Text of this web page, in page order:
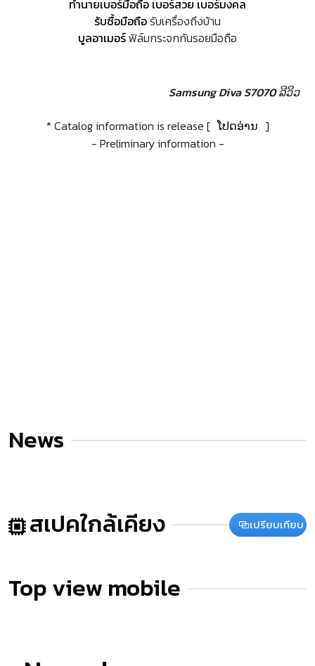
ทำนายเบอร์มือถือ เบอร์สวย เบอร์มงคล
รับซื้อมือถือรับเครื่องถึงบ้าน
บูลอาเมอร์ฟิล์มกระจกกันรอยมือถือ
Samsung Diva S7070 ລີວິວ
* Catalog information is release [ ໂປດອ່ານ ]
- Preliminary information -
News
สเปคใกล้เคียง เปรียบเทียบ
Top view mobile